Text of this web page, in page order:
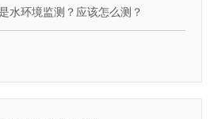
水环境监测？应该怎么测？